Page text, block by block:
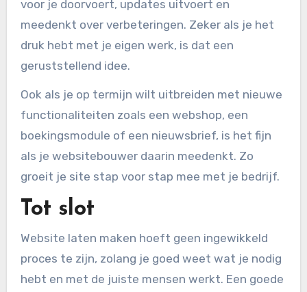
voor je doorvoert, updates uitvoert en
meedenkt over verbeteringen. Zeker als je het
druk hebt met je eigen werk, is dat een
geruststellend idee.
Ook als je op termijn wilt uitbreiden met nieuwe
functionaliteiten zoals een webshop, een
boekingsmodule of een nieuwsbrief, is het fijn
als je websitebouwer daarin meedenkt. Zo
groeit je site stap voor stap mee met je bedrijf.
Tot slot
Website laten maken hoeft geen ingewikkeld
proces te zijn, zolang je goed weet wat je nodig
hebt en met de juiste mensen werkt. Een goede